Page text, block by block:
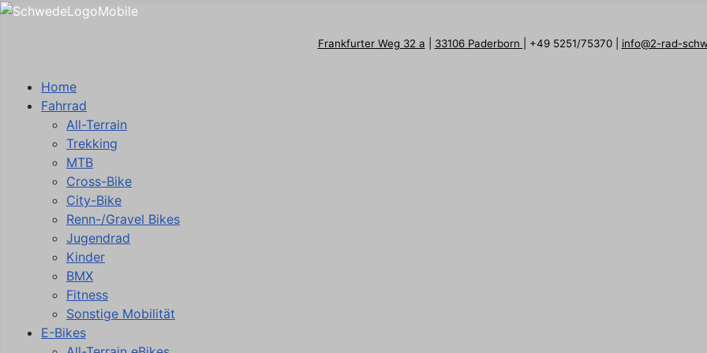
Frankfurter Weg 32 a 33106 Paderborn | +49 5251/75370 | info@2-rad-
Home
Fahrrad
All-Terrain
Trekking
MTB
Cross-Bike
City-Bike
Renn-/Gravel Bikes
Jugendrad
Kinder
BMX
Fitness
Sonstige Mobilität
E-Bikes